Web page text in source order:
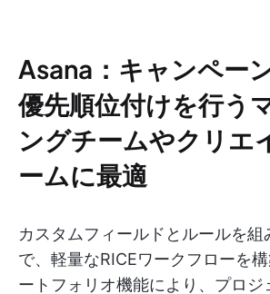
Asana：キャンペー
優先順位付けを行う
ングチームやクリエ
ームに最適
カスタムフィールドとルールを組
で、軽量なRICEワークフローを
ートフォリオ機能により、プロジ